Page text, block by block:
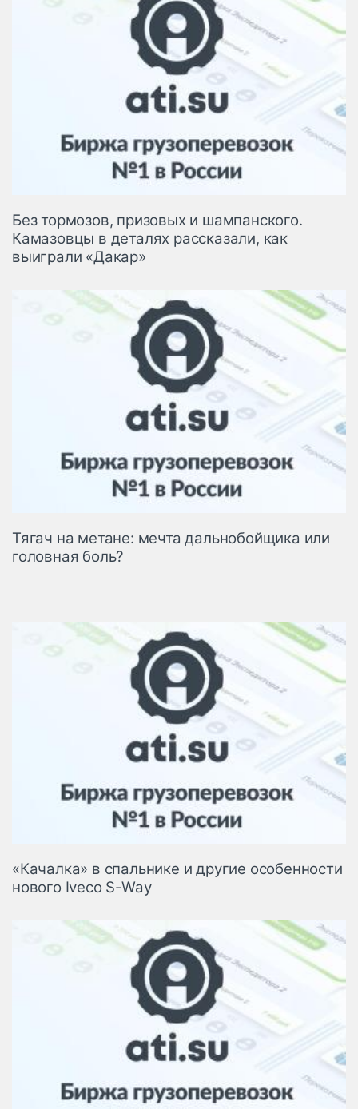
Без тормозов, призовых и шампанского.
Камазовцы в деталях рассказали, как
выиграли «Дакар»
Тягач на метане: мечта дальнобойщика или
головная боль?
«Качалка» в спальнике и другие особенности
нового Iveco S-Way